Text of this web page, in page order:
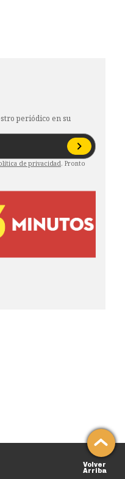
periódico en su
de privacidad. Pronto
Volver
Arriba